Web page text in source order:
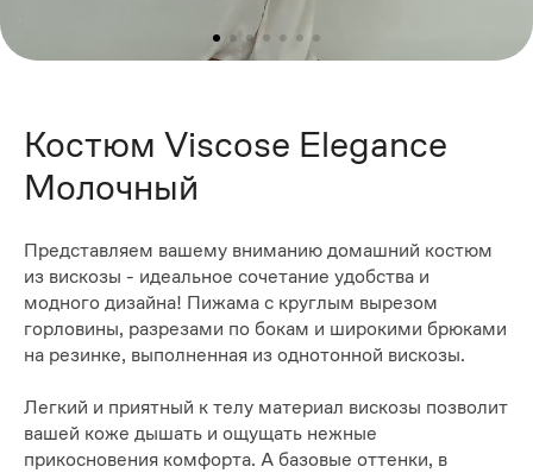
Костюм Viscose Elegance
Молочный
Представляем вашему вниманию домашний костюм
из вискозы - идеальное сочетание удобства и
модного дизайна! Пижама с круглым вырезом
горловины, разрезами по бокам и широкими брюками
на резинке, выполненная из однотонной вискозы.
Легкий и приятный к телу материал вискозы позволит
вашей коже дышать и ощущать нежные
прикосновения комфорта. А базовые оттенки, в